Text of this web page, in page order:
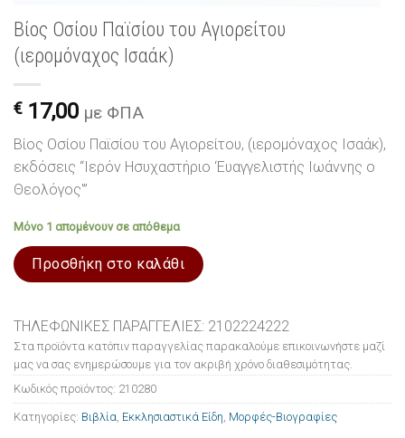
Βίος Οσίου Παϊσίου του Αγιορείτου
(ιερομόναχος Ισαάκ)
€ 17,00 με ΦΠΑ
Βίος Οσίου Παϊσίου του Αγιορείτου, (ιερομόναχος Ισαάκ),
εκδόσεις “Ιερόν Ησυχαστήριο ‘Ευαγγελιστής Ιωάννης ο
Θεολόγος'”
Μόνο 1 απομένουν σε απόθεμα
Προσθήκη στο καλάθι
ΤΗΛΕΦΩΝΙΚΕΣ ΠΑΡΑΓΓΕΛΙΕΣ: 2102224222
Στα προϊόντα κατόπιν παραγγελίας παρακαλούμε επικοινωνήστε μαζί
μας να σας ενημερώσουμε για τον ακριβή χρόνο διαθεσιμότητας.
Κωδικός προϊόντος: 210280
Κατηγορίες: Βιβλία, Εκκλησιαστικά Είδη, Μορφές-Βιογραφίες